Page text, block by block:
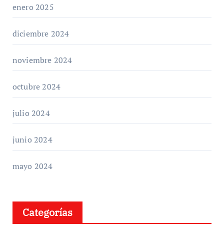
enero 2025
diciembre 2024
noviembre 2024
octubre 2024
julio 2024
junio 2024
mayo 2024
Categorías